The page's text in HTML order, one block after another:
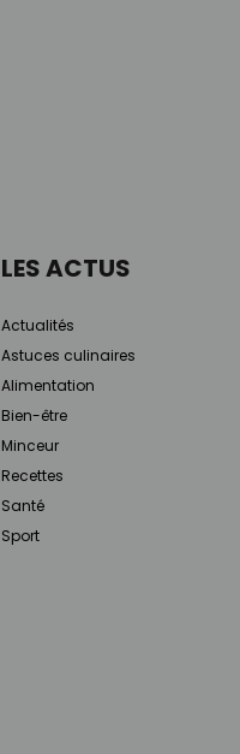
LES ACTUS
Actualités
Astuces culinaires
Alimentation
Bien-être
Minceur
Recettes
Santé
Sport